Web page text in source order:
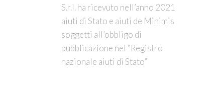
S.r.l. ha ricevuto nell’anno 2021
aiuti di Stato e aiuti de Minimis
soggetti all’obbligo di
pubblicazione nel “Registro
nazionale aiuti di Stato”